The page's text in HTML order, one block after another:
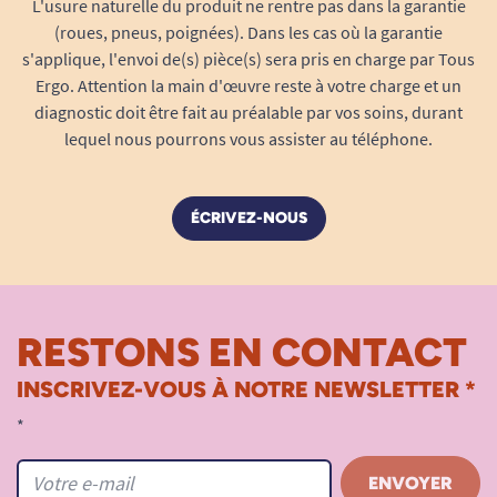
d’adapter la posture selon les besoins
individuels, en complément du réglage de
l’inclinaison du fauteuil.
Compatibilité parfaite et intégration
harmonieuse
Compatible uniquement avec les
de repos modèles PROVENCE et
pour déplacements facilités.
plie sous l’assise pour libérer l’espace lors
des transferts, ou lors d’un passage assis-
debout, garantissant l’accessibilité du
Son installation est prévue à la fabrication
du fauteuil, assurant une fixation robuste,
L'usure naturelle du produit ne rentre pas dans la garantie
(roues, pneus, poignées). Dans les cas où la garantie
s'applique, l'envoi de(s) pièce(s) sera pris en charge par Tous
Ergo. Attention la main d'œuvre reste à votre charge et un
diagnostic doit être fait au préalable par vos soins, durant
lequel nous pourrons vous assister au téléphone.
ÉCRIVEZ-NOUS
RESTONS EN CONTACT
INSCRIVEZ-VOUS À NOTRE NEWSLETTER *
*